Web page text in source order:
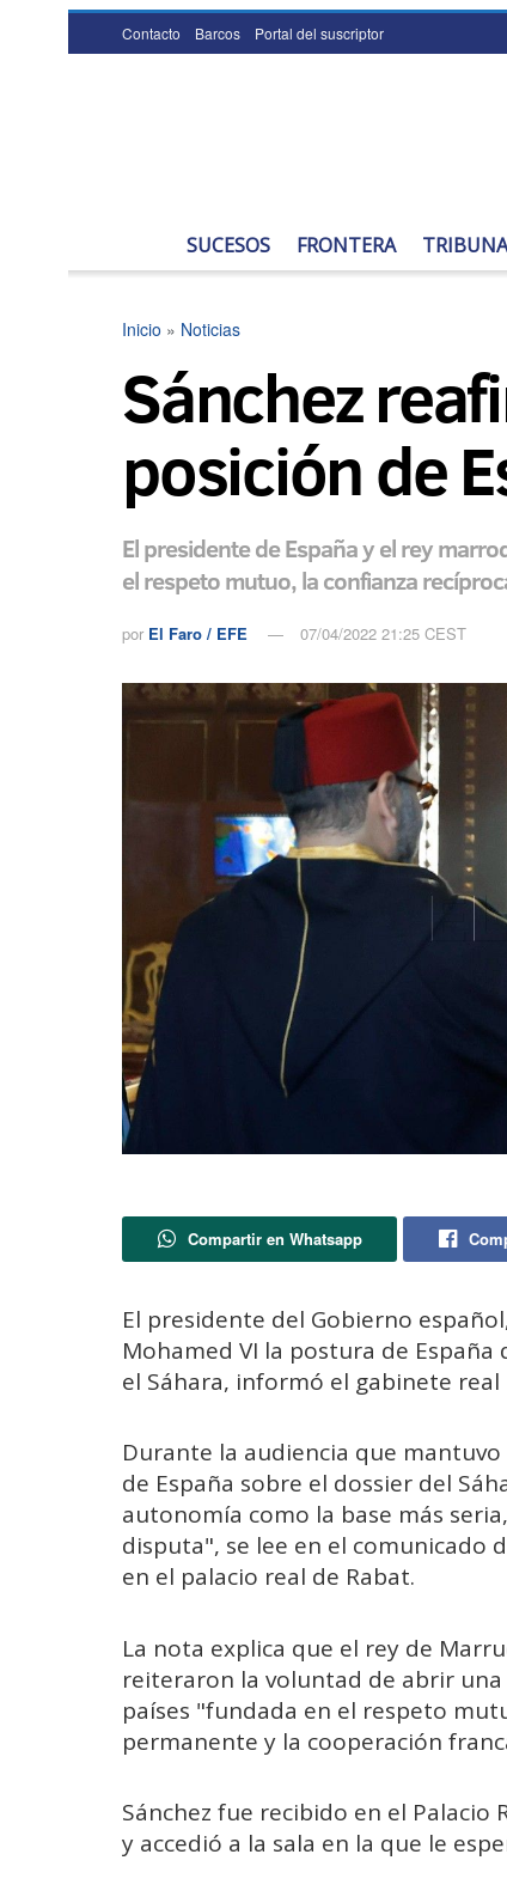
Contacto Barcos Portal del suscriptor
SUCESOS FRONTERA
Inicio » Noticias
Sánchez
posición de
El presidente de España y el rey
el respeto mutuo, la confianza
por El Faro / EFE 07/04/2022 21:25 CEST
Compartir en Whatsapp
El presidente del Gobierno
Mohamed VI la postura de
el Sáhara, informó el gabinete
Durante la audiencia que
de España sobre el dossier del
autonomía como la base más
disputa", se lee en el
en el palacio real de Rabat.
La nota explica que el rey de
reiteraron la voluntad de abrir
países "fundada en el respeto
permanente y la cooperación
Sánchez fue recibido en el
y accedió a la sala en la que le